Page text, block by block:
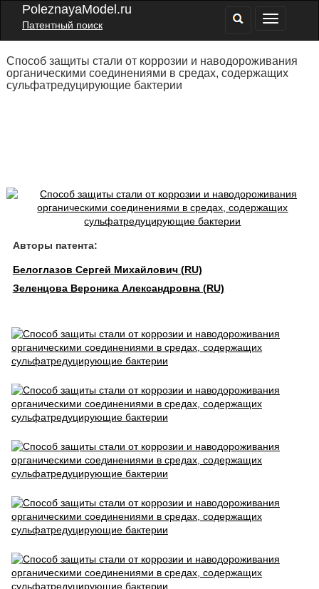
PoleznayaModel.ru
Патентный поиск
Способ защиты стали от коррозии и наводороживания
органическими соединениями в средах, содержащих
сульфатредуцирующие бактерии
Авторы патента:
Белоглазов Сергей Михайлович (RU)
Зеленцова Вероника Александровна (RU)